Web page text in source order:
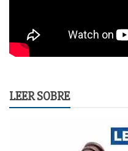
LEER SOBRE